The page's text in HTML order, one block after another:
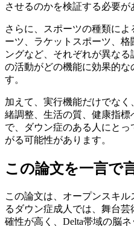
させるのかを検証する必要が
さらに、スポーツの種類に
ーツ、ラケットスポーツ、
ングなど、それぞれが異な
の活動がどの機能に効果的な
す。
加えて、実行機能だけでな
緒調整、生活の質、健康指
で、ダウン症のある人にと
がる可能性があります。
この論文を一言で
この論文は、オープンスキ
るダウン症成人では、舞台
確性が高く、Delta帯域の脳